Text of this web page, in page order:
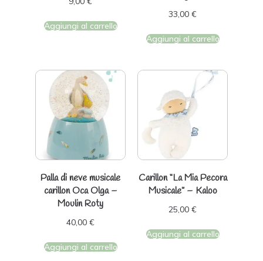
Aggiungi al carrello
33,00 €
Aggiungi al carrello
Palla di neve musicale
carillon Oca Olga –
Moulin Roty
40,00 €
Aggiungi al carrello
Carillon “La Mia Pecora
Musicale” – Kaloo
25,00 €
Aggiungi al carrello